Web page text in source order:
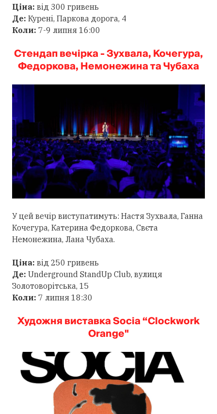
Ціна: від 300 гривень
Де: Курені, Паркова дорога, 4
Коли: 7-9 липня 16:00
Стендап вечірка - Зухвала, Кочегура,
Федоркова, Немонежина та Чубаха
У цей вечір виступатимуть: Настя Зухвала, Ганна
Кочегура, Катерина Федоркова, Свєта
Немонежина, Лана Чубаха.
Ціна: від 250 гривень
Де: Underground StandUp Club, вулиця
Золотоворітська, 15
Коли: 7 липня 18:30
Художня виставка Socia “Clockwork
Orange"